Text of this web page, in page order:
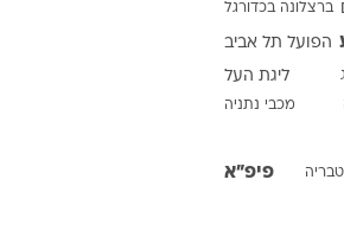
ברצלונה בכדורגל
הפועל תל אביב
ליגת העל
מכבי נתניה
טבריה פיפ"א